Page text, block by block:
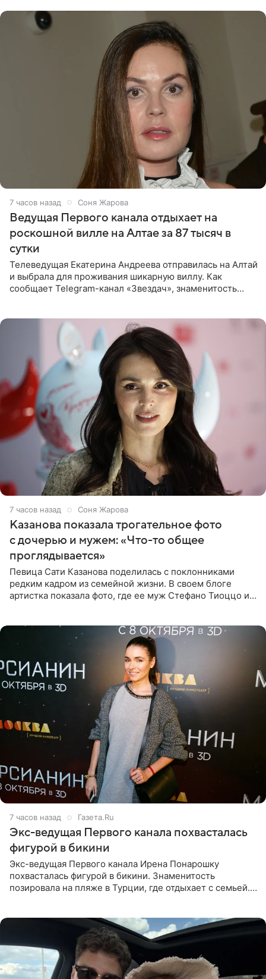
7 часов назад Соня Жарова
Ведущая Первого канала отдыхает на
роскошной вилле на Алтае за 87 тысяч в
сутки
Телеведущая Екатерина Андреева отправилась на Алтай
и выбрала для проживания шикарную виллу. Как
сообщает Telegram-канал «Звездач», знаменитость
7 часов назад Соня Жарова
Казанова показала трогательное фото
с дочерью и мужем: «Что-то общее
проглядывается»
Певица Сати Казанова поделилась с поклонниками
редким кадром из семейной жизни. В своем блоге
артистка показала фото, где ее муж Стефано Тиоццо и
7 часов назад Газета.Ru
Экс-ведущая Первого канала похвасталась
фигурой в бикини
Экс-ведущая Первого канала Ирена Понарошку
похвасталась фигурой в бикини. Знаменитость
позировала на пляже в Турции, где отдыхает с семьей.